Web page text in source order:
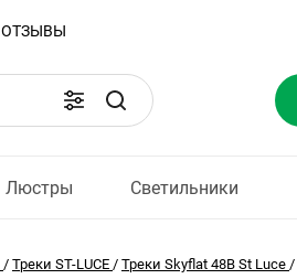
ОТЗЫВЫ
Люстры Светильники
/ Треки ST-LUCE / Треки Skyflat 48В St Luce /